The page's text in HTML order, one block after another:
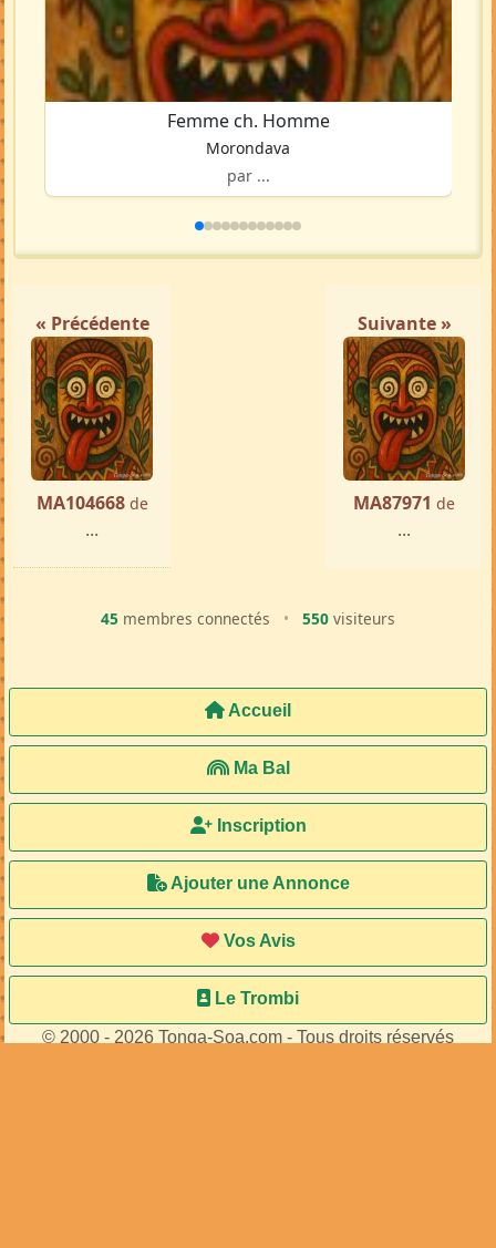
Femme ch. Homme
Morondava
par ...
« Précédente
MA104668 de
...
Suivante »
MA87971 de
...
45 membres connectés • 550 visiteurs
Accueil
Ma Bal
Inscription
Ajouter une Annonce
Vos Avis
Le Trombi
© 2000 - 2026 Tonga-Soa.com - Tous droits réservés